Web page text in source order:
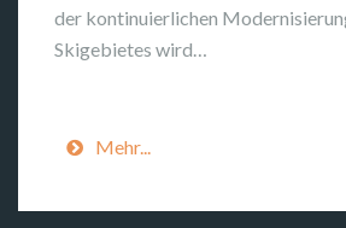
der kontinuierlichen
Skigebietes wird…
Mehr...